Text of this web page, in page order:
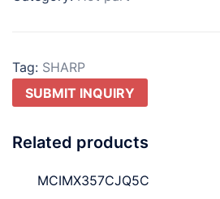
Tag: SHARP
SUBMIT INQUIRY
Related products
MCIMX357CJQ5C